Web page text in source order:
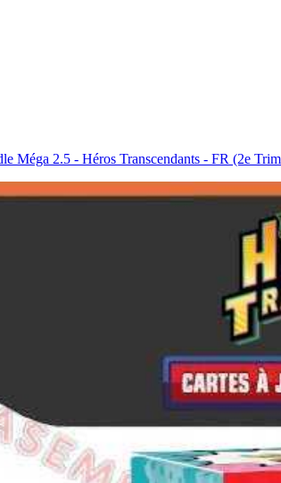
Méga 2.5 - Héros Transcendants - FR (2e